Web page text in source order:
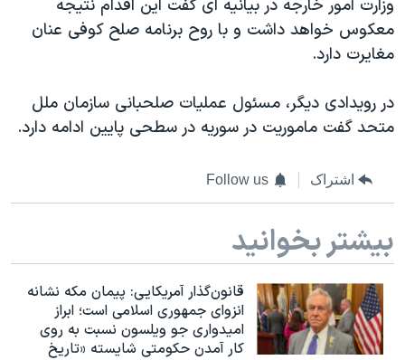
وزارت امور خارجه در بیانیه ای گفت این اقدام نتیجه
معکوس خواهد داشت و با روح برنامه صلح کوفی عنان
مغایرت دارد.
در رویدادی دیگر، مسئول عملیات صلحبانی سازمان ملل
متحد گفت ماموریت در سوریه در سطحی پایین ادامه دارد.
اشتراک Follow us
بیشتر بخوانید
قانون‌گذار آمریکایی: پیمان مکه نشانه
انزوای جمهوری اسلامی است؛ ابراز
امیدواری جو ویلسون نسبت به روی
کار آمدن حکومتی شایسته «تاریخ